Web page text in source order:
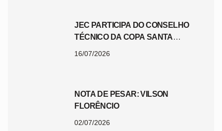
JEC PARTICIPA DO CONSELHO
TÉCNICO DA COPA SANTA
16/07/2026
NOTA DE PESAR: VILSON
FLORÊNCIO
02/07/2026